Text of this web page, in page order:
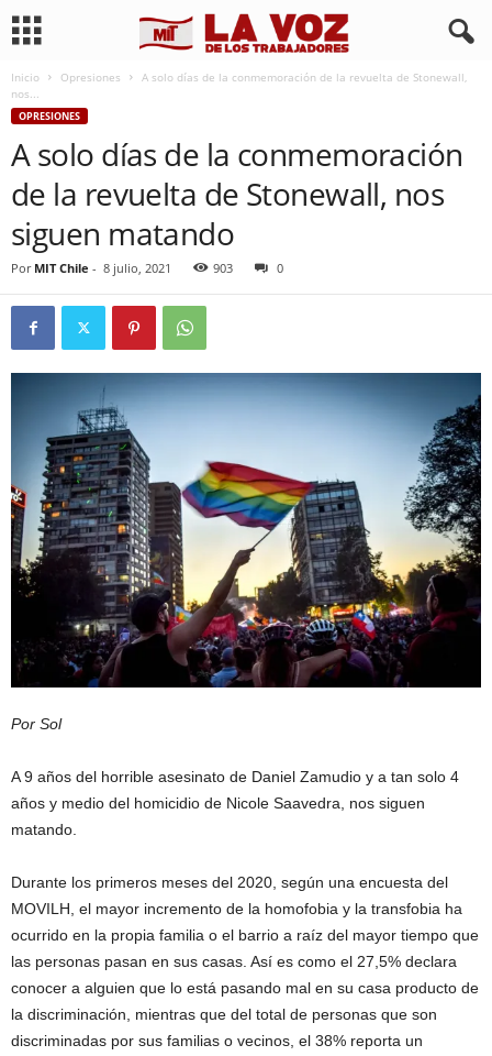
Inicio Opresiones
A solo días de la conmemoración de la revuelta de Stonewall,
nos...
OPRESIONES
A solo días de la conmemoración
de la revuelta de Stonewall, nos
siguen matando
Por MIT Chile - 8 julio, 2021 903 0
Por Sol
A 9 años del horrible asesinato de Daniel Zamudio y a tan solo 4
años y medio del homicidio de Nicole Saavedra, nos siguen
matando.
Durante los primeros meses del 2020, según una encuesta del
MOVILH, el mayor incremento de la homofobia y la transfobia ha
ocurrido en la propia familia o el barrio a raíz del mayor tiempo que
las personas pasan en sus casas. Así es como el 27,5% declara
conocer a alguien que lo está pasando mal en su casa producto de
la discriminación, mientras que del total de personas que son
discriminadas por sus familias o vecinos, el 38% reporta un